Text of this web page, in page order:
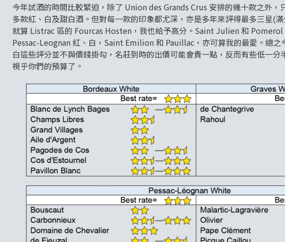
今年試酒的時間比較緊迫，除了 Union des Grands Crus 安排的幾十款之外
多款紅、白及甜白酒。但對每一款的印象都尤深，亦是多年來評得最多三星(
就算 Listrac 區的 Fourcas Hosten，我也給予高分。Saint Julien 和 Pomerol
Pessac-Leognan 紅、白，Saint Emilion 和 Pauillac，亦可算我的最愛。總
白這些評分並不與價錢掛勾，名莊到時的出價可能會貴一點，反而有些低一
視乎你們的預算了。